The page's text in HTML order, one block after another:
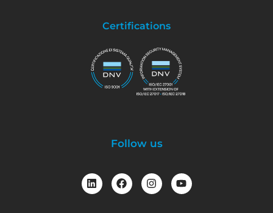
Certifications
Follow us